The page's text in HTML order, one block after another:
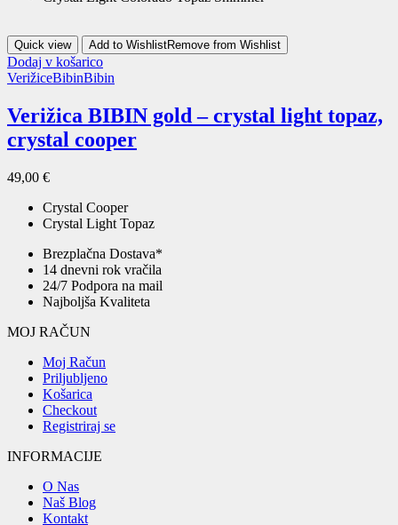
Quick view Add to WishlistRemove from Wishlist
Dodaj v košarico
VerižiceBibinBibin
Verižica BIBIN gold – crystal light topaz,
crystal cooper
49,00 €
Crystal Cooper
Crystal Light Topaz
Brezplačna Dostava*
14 dnevni rok vračila
24/7 Podpora na mail
Najboljša Kvaliteta
MOJ RAČUN
Moj Račun
Priljubljeno
Košarica
Checkout
Registriraj se
INFORMACIJE
O Nas
Naš Blog
Kontakt